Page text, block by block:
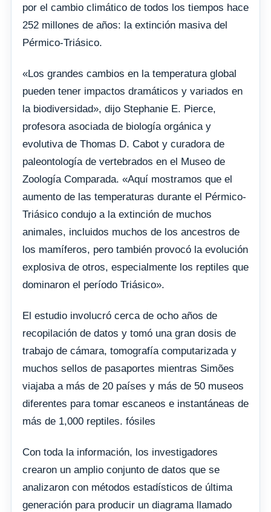
por el cambio climático de todos los tiempos hace
252 millones de años: la extinción masiva del
Pérmico-Triásico.
«Los grandes cambios en la temperatura global
pueden tener impactos dramáticos y variados en
la biodiversidad», dijo Stephanie E. Pierce,
profesora asociada de biología orgánica y
evolutiva de Thomas D. Cabot y curadora de
paleontología de vertebrados en el Museo de
Zoología Comparada. «Aquí mostramos que el
aumento de las temperaturas durante el Pérmico-
Triásico condujo a la extinción de muchos
animales, incluidos muchos de los ancestros de
los mamíferos, pero también provocó la evolución
explosiva de otros, especialmente los reptiles que
dominaron el período Triásico».
El estudio involucró cerca de ocho años de
recopilación de datos y tomó una gran dosis de
trabajo de cámara, tomografía computarizada y
muchos sellos de pasaportes mientras Simões
viajaba a más de 20 países y más de 50 museos
diferentes para tomar escaneos e instantáneas de
más de 1,000 reptiles. fósiles
Con toda la información, los investigadores
crearon un amplio conjunto de datos que se
analizaron con métodos estadísticos de última
generación para producir un diagrama llamado